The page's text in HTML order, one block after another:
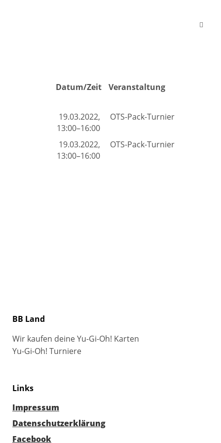
Datum/Zeit Veranstaltung
19.03.2022,
13:00–16:00
OTS-Pack-Turnier
19.03.2022,
13:00–16:00
OTS-Pack-Turnier
BB Land
Wir kaufen deine Yu-Gi-Oh! Karten
Yu-Gi-Oh! Turniere
Links
Impressum
Datenschutzerklärung
Facebook